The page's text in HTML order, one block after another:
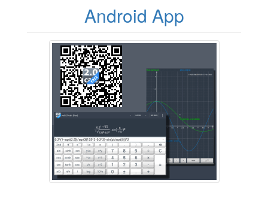
Android App